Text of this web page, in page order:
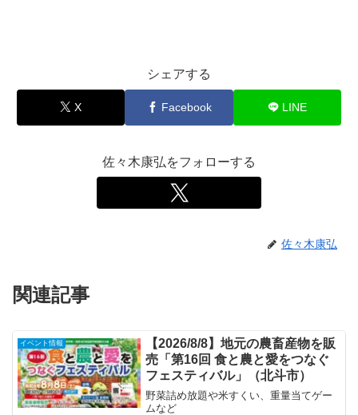
シェアする
X Facebook LINE
佐々木康弘をフォローする
佐々木康弘
関連記事
イベント情報
【2026/8/8】地元の農畜産物を販
売「第16回 食と農と愛をつなぐ
フェスティバル」（北斗市）
野菜詰め放題や米すくい、重量当てゲー
ムなど